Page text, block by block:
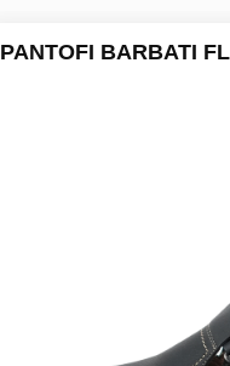
PANTOFI BARBATI